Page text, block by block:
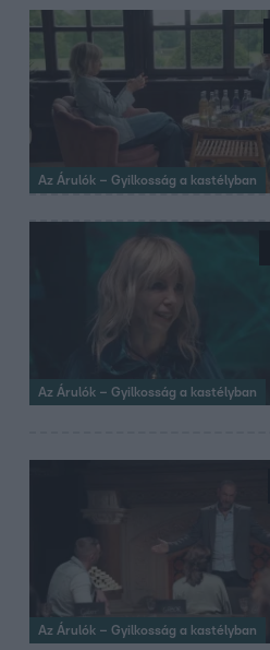
Az Árulók – Gyilkosság a kastélyban
Az Árulók – Gyilkosság a kastélyban
Az Árulók – Gyilkosság a kastélyban